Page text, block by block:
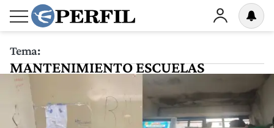
Tema:
MANTENIMIENTO ESCUELAS
CORDOBA